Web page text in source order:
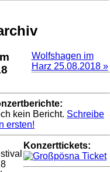
Wolfshagen im
Harz 25.08.2018 »
kein Bericht. Schreibe
ersten!
Konzerttickets: